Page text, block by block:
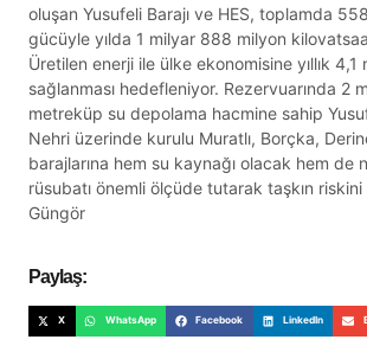
oluşan Yusufeli Barajı ve HES, toplamda
gücüyle yılda 1 milyar 888 milyon
Üretilen enerji ile ülke ekonomisine yıllık
sağlanması hedefleniyor. Rezervuarında 2
metreküp su depolama hacmine sahip
Nehri üzerinde kurulu Muratlı, Borçka,
barajlarına hem su kaynağı olacak hem de
rüsubatı önemli ölçüde tutarak taşkın
Güngör
Paylaş:
X WhatsApp Facebook LinkedIn